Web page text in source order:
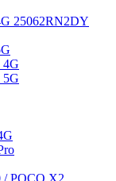
25062RN2DY
4G
5G
/ POCO X2